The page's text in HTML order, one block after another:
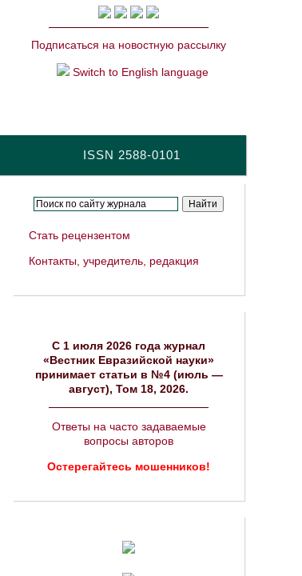
Подписаться на новостную рассылку
Switch to English language
ISSN 2588-0101
Стать рецензентом
Контакты, учредитель, редакция
C 1 июля 2026 года журнал
«Вестник Евразийской науки»
принимает статьи в №4 (июль —
август), Том 18, 2026.
Ответы на часто задаваемые
вопросы авторов
Остерегайтесь мошенников!